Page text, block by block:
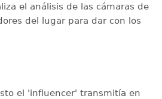
el análisis de las cámaras de
del lugar para dar con los
el 'influencer' transmitía en